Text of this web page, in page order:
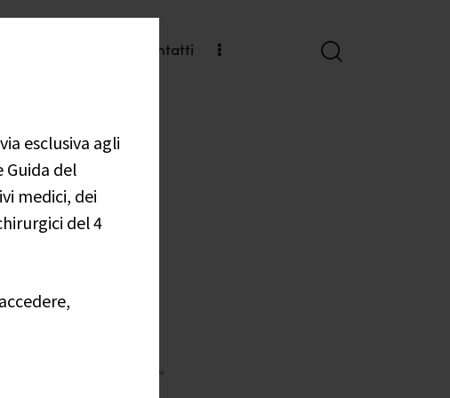
esclusiva agli
del
medici, dei
del 4
Contatti
STANDARD™